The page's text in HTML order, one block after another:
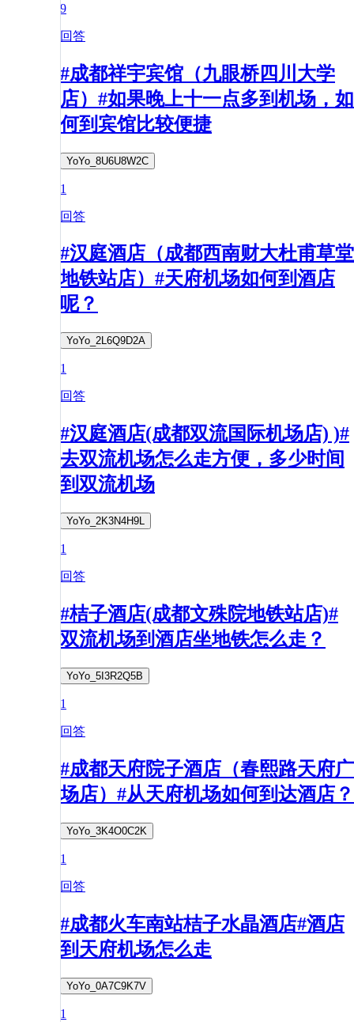
9
回答
#成都祥宇宾馆（九眼桥四川大学
店）#如果晚上十一点多到机场，如
何到宾馆比较便捷
YoYo_8U6U8W2C
1
回答
#汉庭酒店（成都西南财大杜甫草堂
地铁站店）#天府机场如何到酒店
呢？
YoYo_2L6Q9D2A
1
回答
#汉庭酒店(成都双流国际机场店) )#
去双流机场怎么走方便，多少时间
到双流机场
YoYo_2K3N4H9L
1
回答
#桔子酒店(成都文殊院地铁站店)#
双流机场到酒店坐地铁怎么走？
YoYo_5I3R2Q5B
1
回答
#成都天府院子酒店（春熙路天府广
场店）#从天府机场如何到达酒店？
YoYo_3K4O0C2K
1
回答
#成都火车南站桔子水晶酒店#酒店
到天府机场怎么走
YoYo_0A7C9K7V
1